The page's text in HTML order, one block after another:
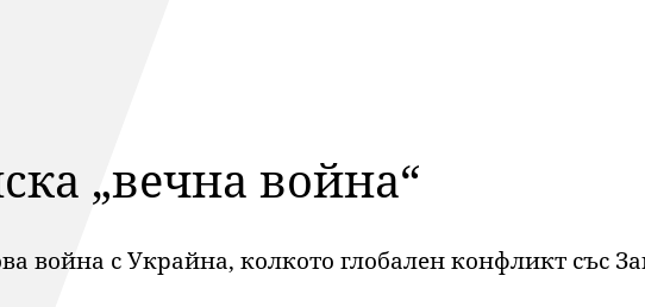
„вечна война“
война с Украйна, колкото глобален конфликт със